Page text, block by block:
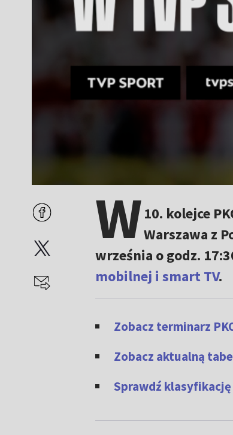
W10. kolejce
Warszawa z
września o godz.
mobilnej i smart TV.
Zobacz terminarz
Zobacz aktualną
Sprawdź